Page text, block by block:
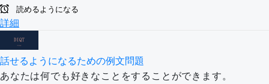
読めるようになる
詳細
話せるようになるための例文問題
あなたは何でも好きなことをすることができます。